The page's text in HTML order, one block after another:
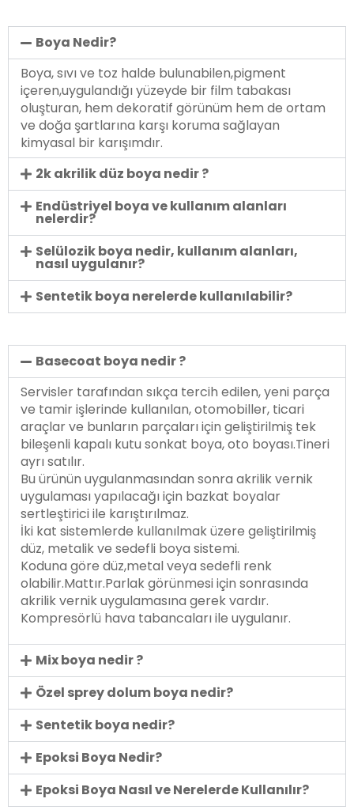
Boya Nedir?
Boya, sıvı ve toz halde bulunabilen,pigment
içeren,uygulandığı yüzeyde bir film tabakası
oluşturan, hem dekoratif görünüm hem de ortam
ve doğa şartlarına karşı koruma sağlayan
kimyasal bir karışımdır.
2k akrilik düz boya nedir ?
Endüstriyel boya ve kullanım alanları
nelerdir?
Selülozik boya nedir, kullanım alanları,
nasıl uygulanır?
Sentetik boya nerelerde kullanılabilir?
Basecoat boya nedir ?
Servisler tarafından sıkça tercih edilen, yeni parça
ve tamir işlerinde kullanılan, otomobiller, ticari
araçlar ve bunların parçaları için geliştirilmiş tek
bileşenli kapalı kutu sonkat boya, oto boyası.Tineri
ayrı satılır.
Bu ürünün uygulanmasından sonra akrilik vernik
uygulaması yapılacağı için bazkat boyalar
sertleştirici ile karıştırılmaz.
İki kat sistemlerde kullanılmak üzere geliştirilmiş
düz, metalik ve sedefli boya sistemi.
Koduna göre düz,metal veya sedefli renk
olabilir.Mattır.Parlak görünmesi için sonrasında
akrilik vernik uygulamasına gerek vardır.
Kompresörlü hava tabancaları ile uygulanır.
Mix boya nedir ?
Özel sprey dolum boya nedir?
Sentetik boya nedir?
Epoksi Boya Nedir?
Epoksi Boya Nasıl ve Nerelerde Kullanılır?